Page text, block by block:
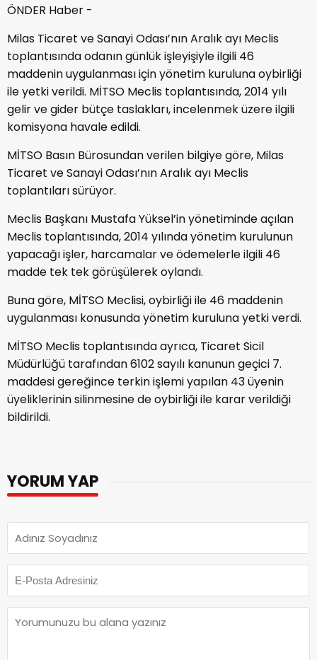
ÖNDER Haber -
Milas Ticaret ve Sanayi Odası’nın Aralık ayı Meclis
toplantısında odanın günlük işleyişiyle ilgili 46
maddenin uygulanması için yönetim kuruluna oybirliği
ile yetki verildi. MİTSO Meclis toplantısında, 2014 yılı
gelir ve gider bütçe taslakları, incelenmek üzere ilgili
komisyona havale edildi.
MİTSO Basın Bürosundan verilen bilgiye göre, Milas
Ticaret ve Sanayi Odası’nın Aralık ayı Meclis
toplantıları sürüyor.
Meclis Başkanı Mustafa Yüksel’in yönetiminde açılan
Meclis toplantısında, 2014 yılında yönetim kurulunun
yapacağı işler, harcamalar ve ödemelerle ilgili 46
madde tek tek görüşülerek oylandı.
Buna göre, MİTSO Meclisi, oybirliği ile 46 maddenin
uygulanması konusunda yönetim kuruluna yetki verdi.
MİTSO Meclis toplantısında ayrıca, Ticaret Sicil
Müdürlüğü tarafından 6102 sayılı kanunun geçici 7.
maddesi gereğince terkin işlemi yapılan 43 üyenin
üyeliklerinin silinmesine de oybirliği ile karar verildiği
bildirildi.
YORUM YAP